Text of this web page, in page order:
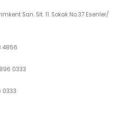
San. Sit. 11. Sokak No:37 Esenler/
4856
0333
0333